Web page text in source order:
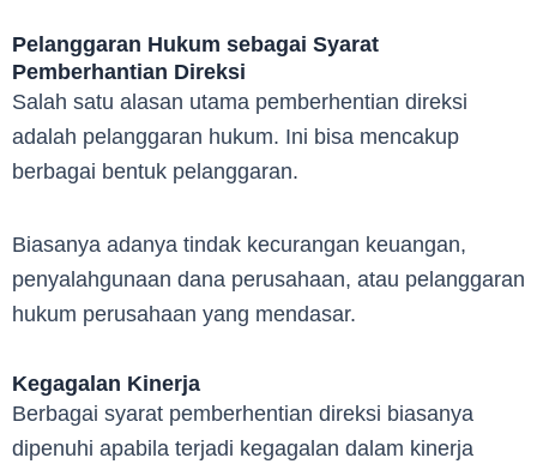
Pelanggaran Hukum sebagai Syarat
Pemberhantian Direksi
Salah satu alasan utama pemberhentian direksi
adalah pelanggaran hukum. Ini bisa mencakup
berbagai bentuk pelanggaran.
Biasanya adanya tindak kecurangan keuangan,
penyalahgunaan dana perusahaan, atau pelanggaran
hukum perusahaan yang mendasar.
Kegagalan Kinerja
Berbagai syarat pemberhentian direksi biasanya
dipenuhi apabila terjadi kegagalan dalam kinerja